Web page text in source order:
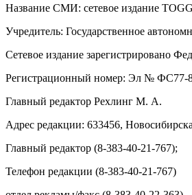
Название СМИ: cетевое издание
Учредитель: Государственное
Сетевое издание зарегистрировано
Регистрационный номер: Эл № ФС77-
Главный редактор Рехлинг М. А.
Адрес редакции: 633456,
Главный редактор (8-383-40-21-767);
Телефон редакции (8-383-40-21-767)